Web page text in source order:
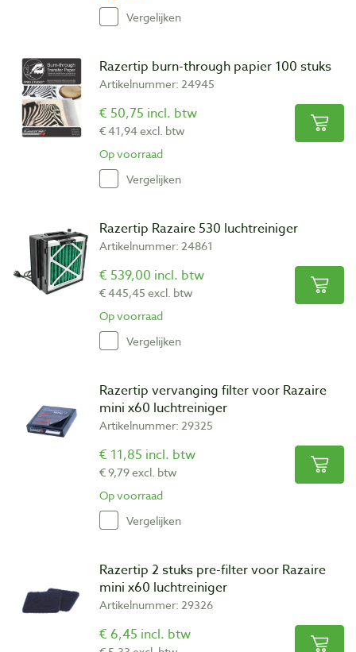
Vergelijken
Razertip burn-through papier 100 stuks
Artikelnummer: 24945
€ 50,75 incl. btw
€ 41,94 excl. btw
Op voorraad
Vergelijken
Razertip Razaire 530 luchtreiniger
Artikelnummer: 24861
€ 539,00 incl. btw
€ 445,45 excl. btw
Op voorraad
Vergelijken
Razertip vervanging filter voor Razaire
mini x60 luchtreiniger
Artikelnummer: 29325
€ 11,85 incl. btw
€ 9,79 excl. btw
Op voorraad
Vergelijken
Razertip 2 stuks pre-filter voor Razaire
mini x60 luchtreiniger
Artikelnummer: 29326
€ 6,45 incl. btw